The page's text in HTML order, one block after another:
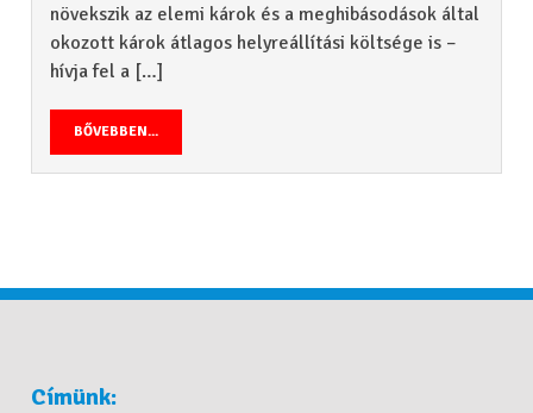
növekszik az elemi károk és a meghibásodások által
okozott károk átlagos helyreállítási költsége is –
hívja fel a […]
BŐVEBBEN...
Címünk: